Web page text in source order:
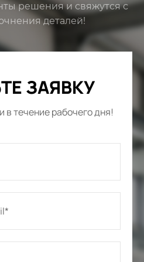
ЗАЯВКУ
течение рабочего дня!
решения и свяжутся с
деталей!